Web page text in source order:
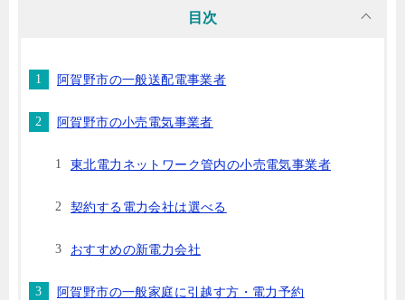
目次
阿賀野市の一般送配電事業者
阿賀野市の小売電気事業者
東北電力ネットワーク管内の小売電気事業者
契約する電力会社は選べる
おすすめの新電力会社
阿賀野市の一般家庭に引越す方・電力予約